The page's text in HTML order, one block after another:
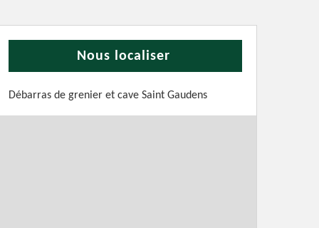
Nous localiser
Débarras de grenier et cave Saint Gaudens